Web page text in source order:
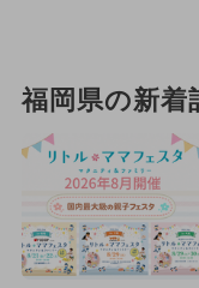
福岡県の新着